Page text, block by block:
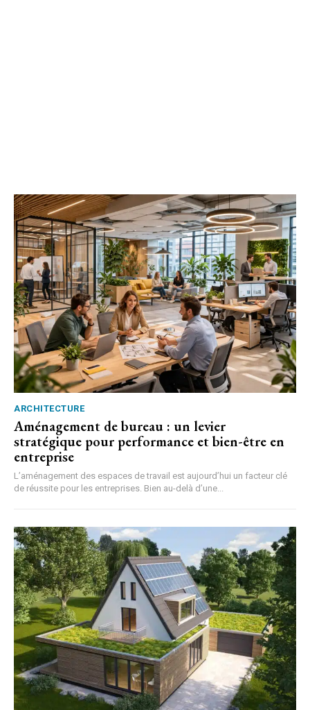
ARCHITECTURE
Aménagement de bureau : un levier
stratégique pour performance et bien-être en
entreprise
L’aménagement des espaces de travail est aujourd’hui un facteur clé
de réussite pour les entreprises. Bien au-delà d’une...